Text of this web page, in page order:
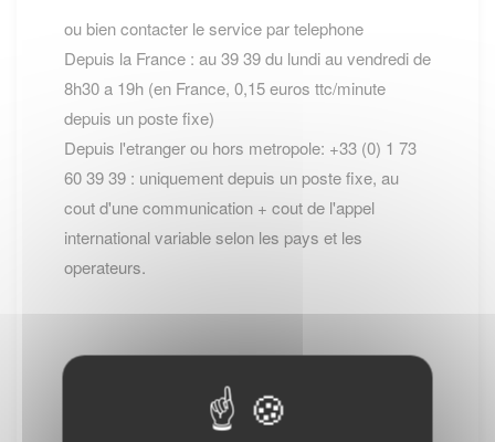
ou bien contacter le service par telephone
Depuis la France : au 39 39 du lundi au vendredi de
8h30 a 19h (en France, 0,15 euros ttc/minute
depuis un poste fixe)
Depuis l'etranger ou hors metropole: +33 (0) 1 73
60 39 39 : uniquement depuis un poste fixe, au
cout d'une communication + cout de l'appel
international variable selon les pays et les
operateurs.
-- Cliquez ici pour revenir sur la page de